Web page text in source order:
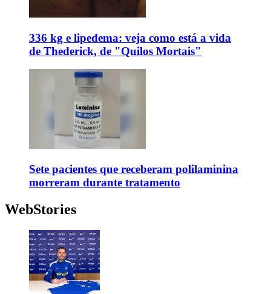
336 kg e lipedema: veja como está a vida
de Thederick, de "Quilos Mortais"
Sete pacientes que receberam polilaminina
morreram durante tratamento
WebStories